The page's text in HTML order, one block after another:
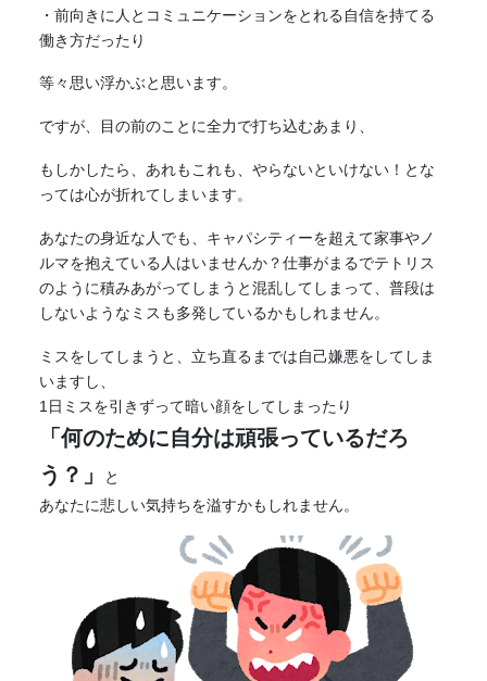
・前向きに人とコミュニケーションをとれる自信を持てる
働き方だったり
等々思い浮かぶと思います。
ですが、目の前のことに全力で打ち込むあまり、
もしかしたら、あれもこれも、やらないといけない！とな
っては心が折れてしまいます。
あなたの身近な人でも、キャパシティーを超えて家事やノ
ルマを抱えている人はいませんか？仕事がまるでテトリス
のように積みあがってしまうと混乱してしまって、普段は
しないようなミスも多発しているかもしれません。
ミスをしてしまうと、立ち直るまでは自己嫌悪をしてしま
いますし、
1日ミスを引きずって暗い顔をしてしまったり
「何のために自分は頑張っているだろ
う？」
と
あなたに悲しい気持ちを溢すかもしれません。